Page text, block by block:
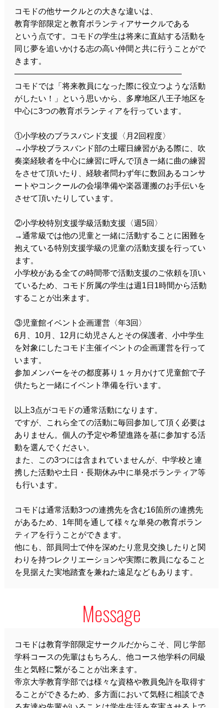
コモドの他サークルとの大きな違いは、
教育学部限定と教育ボランティアサークルである
という点です。コモドの学生は将来に直結する活動を
同じ夢を追いかける志の高い仲間と共に行うことがで
きます。
―――――――――――――――――――――
コモドでは「将来教員になった際に役立つような活動
がしたい！」という思いから、多摩地区八王子地区を
中心に3つの教育ボランティアを行っています。
①小学校のブラスバンド支援〈月2回程度〉
→小学校ブラスバンド部の土曜日練習がある際に、吹
奏楽経験者を中心に練習に呼んで頂き一緒に曲の練習
をさせて頂いたり、経験者問わず年に数回あるコンサ
ートやコンクールの会場準備や楽器運搬のお手伝いを
させて頂いたりしています。
②小学校特別支援学級活動支援〈週5回〉
→通常級では他の児童と一緒に活動することに困難を
抱えている特別支援学級の児童の活動支援を行ってい
ます。
小学校がある全ての時間帯で活動支援のご依頼を頂い
ているため、コモド所属の学生は週1日1時間から活動
することが出来ます。
③児童館イベント企画運営〈年3回〉
6月、10月、12月に幼児さんとその保護者、小中学生
を対象にしたコモド主催イベントの企画運営を行って
います。
参加メンバーをその都度募り１ヶ月かけて児童館で子
供たちと一緒にイベント準備を行います。
以上3点がコモドの通常活動になります。
ですが、これら全ての活動に毎回参加して頂く必要は
ありません。個人の予定や希望進路を基に参加する活
動を選んでください。
また、この3つには含まれていませんが、中学校と連
携した活動や土日・長期休み中に単発ボランティア等
も行います。
コモドは通常活動3つの連携先を含む16箇所の連携先
があるため、1年間を通して様々な単発の教育ボラン
ティアを行うことができます。
他にも、部員同士で仲を深めたり意見交換したりと関
わりを持つレクリエーションや実際に教員になること
を見据えた実地踏査を兼ねた遠足などもあります。
Message
コモドは教育学部限定サークルだからこそ、同じ学部
学科コースの先輩はもちろん、他コース他学科の同級
生と気軽に繋がることが出来ます。
帝京大学教育学部では様々な資格や教員免許を取得す
ることができるため、多方面において気軽に相談でき